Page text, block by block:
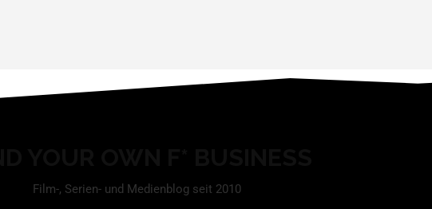
Film-, Serien- und Medienblog seit 2010